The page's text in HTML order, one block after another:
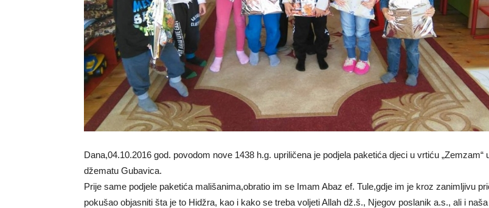
Dana,04.10.2016 god. povodom nove 1438 h.g. upriličena je podjela paketića djeci u vrtiću „Zemzam“
džematu Gubavica.
Prije same podjele paketića mališanima,obratio im se Imam Abaz ef. Tule,gdje im je kroz zanimljivu
pokušao objasniti šta je to Hidžra, kao i kako se treba voljeti Allah dž.š., Njegov poslanik a.s., ali i naša